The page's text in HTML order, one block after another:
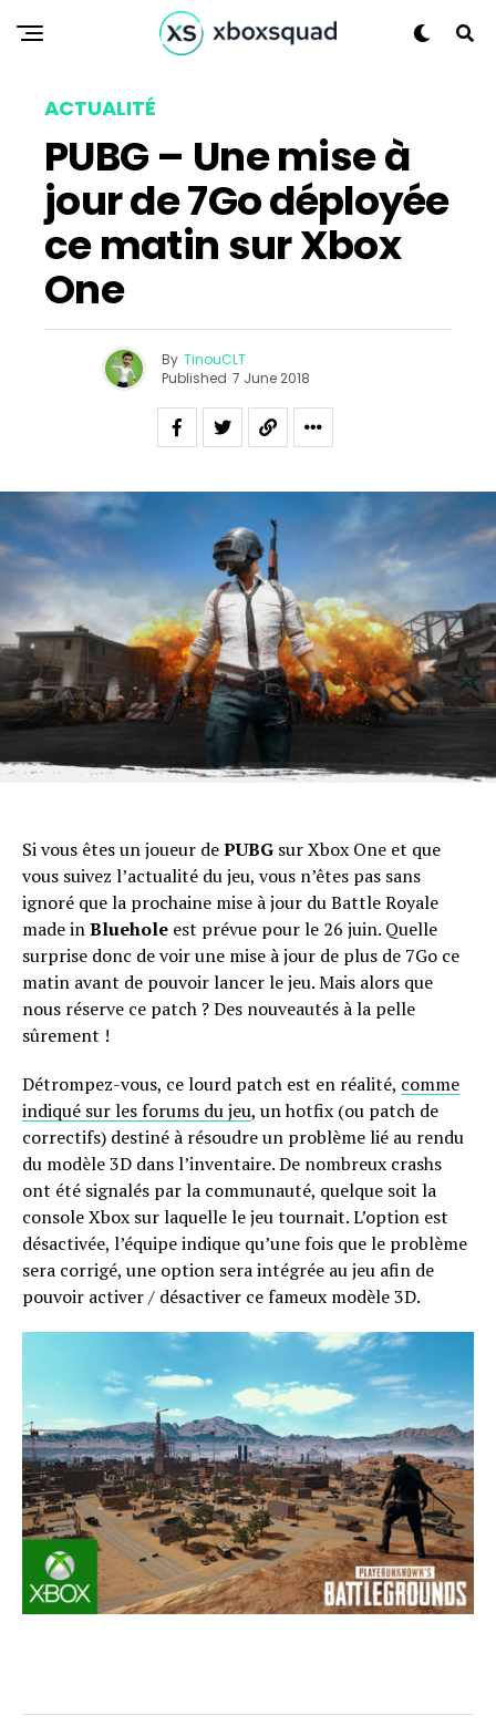
ACTUALITÉ
PUBG – Une mise à
jour de 7Go déployée
ce matin sur Xbox
One
By TinouCLT
Published 7 June 2018
Si vous êtes un joueur dePUBG sur Xbox One et que
vous suivez l’actualité du jeu, vous n’êtes pas sans
ignoré que la prochaine mise à jour du Battle Royale
made inBluehole est prévue pour le 26 juin. Quelle
surprise donc de voir une mise à jour de plus de 7Go ce
matin avant de pouvoir lancer le jeu. Mais alors que
nous réserve ce patch ? Des nouveautés à la pelle
sûrement !
Détrompez-vous, ce lourd patch est en réalité, comme
indiqué sur les forums du jeu, un hotfix (ou patch de
correctifs) destiné à résoudre un problème lié au rendu
du modèle 3D dans l’inventaire. De nombreux crashs
ont été signalés par la communauté, quelque soit la
console Xbox sur laquelle le jeu tournait. L’option est
désactivée, l’équipe indique qu’une fois que le problème
sera corrigé, une option sera intégrée au jeu afin de
pouvoir activer / désactiver ce fameux modèle 3D.